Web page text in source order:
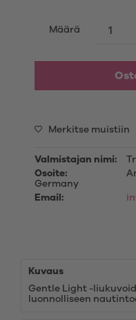
Määrä
Merkitse muistiin
Valmistajan nimi:
Osoite:
Germany
Email:
Kuvaus
Gentle Light -
luonnolliseen